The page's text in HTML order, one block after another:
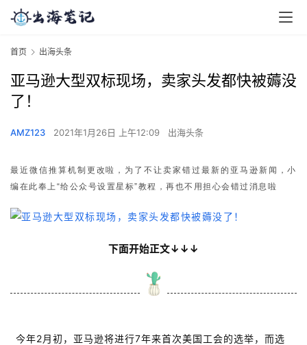
首页 出海头条
亚马逊大型双标现场，卖家头发都快被薅没
了！
AMZ123 2021年1月26日 上午12:09 出海头条
最近微信推算机制更改啦，为了不让卖家错过最新的亚马逊新闻，小
编在此奉上“给公众号设置星标”教程，再也不用担心会错过消息啦
下面开始正文↓↓↓
今年2月初，亚马逊将进行7年来首次美国工会的选举，而选